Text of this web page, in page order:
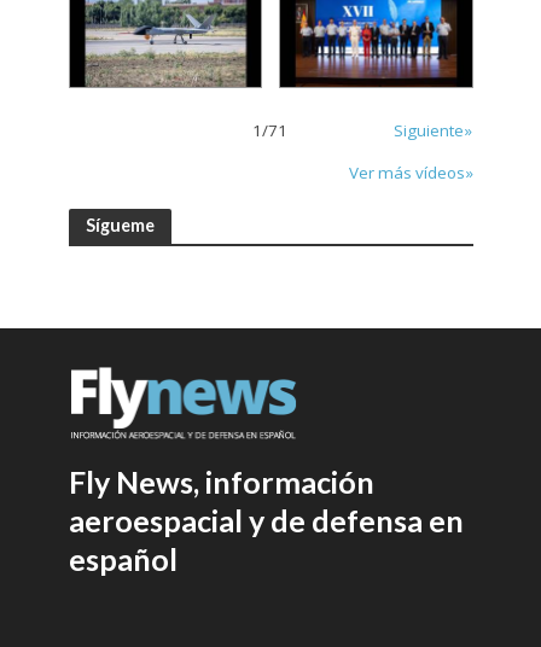
1/71
Siguiente»
Ver más vídeos»
Sígueme
Fly News, información
aeroespacial y de defensa en
español